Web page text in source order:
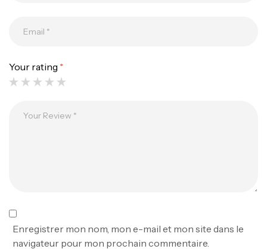
Your rating *
Enregistrer mon nom, mon e-mail et mon site dans le
navigateur pour mon prochain commentaire.
Expanded